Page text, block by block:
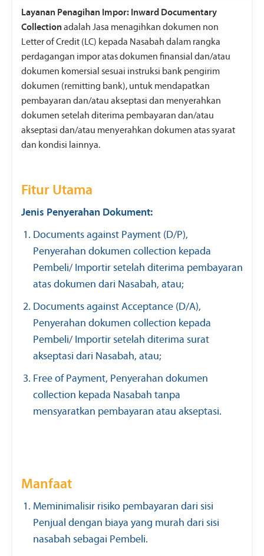
Layanan Penagihan Impor: Inward Documentary
Collection adalah Jasa menagihkan dokumen non
Letter of Credit (LC) kepada Nasabah dalam rangka
perdagangan impor atas dokumen finansial dan/atau
dokumen komersial sesuai instruksi bank pengirim
dokumen (remitting bank), untuk mendapatkan
pembayaran dan/atau akseptasi dan menyerahkan
dokumen setelah diterima pembayaran dan/atau
akseptasi dan/atau menyerahkan dokumen atas syarat
dan kondisi lainnya.
Fitur Utama
Jenis Penyerahan Dokument:
Documents against Payment (D/P),
Penyerahan dokumen collection kepada
Pembeli/ Importir setelah diterima pembayaran
atas dokumen dari Nasabah, atau;
Documents against Acceptance (D/A),
Penyerahan dokumen collection kepada
Pembeli/ Importir setelah diterima surat
akseptasi dari Nasabah, atau;
Free of Payment, Penyerahan dokumen
collection kepada Nasabah tanpa
mensyaratkan pembayaran atau akseptasi.
Manfaat
Meminimalisir risiko pembayaran dari sisi
Penjual dengan biaya yang murah dari sisi
nasabah sebagai Pembeli.